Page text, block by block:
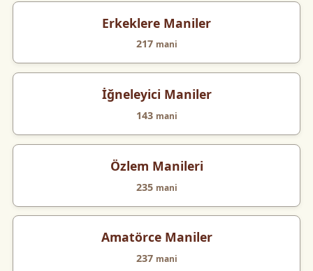
Erkeklere Maniler
217 mani
İğneleyici Maniler
143 mani
Özlem Manileri
235 mani
Amatörce Maniler
237 mani